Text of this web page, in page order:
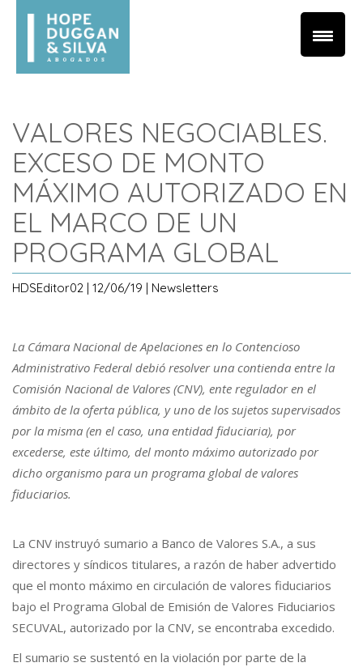
VALORES NEGOCIABLES.
EXCESO DE MONTO
MÁXIMO AUTORIZADO EN
EL MARCO DE UN
PROGRAMA GLOBAL
HDSEditor02 | 12/06/19 | Newsletters
La Cámara Nacional de Apelaciones en lo Contencioso
Administrativo Federal debió resolver una contienda entre la
Comisión Nacional de Valores (CNV), ente regulador en el
ámbito de la oferta pública, y uno de los sujetos supervisados
por la misma (en el caso, una entidad fiduciaria), por
excederse, este último, del monto máximo autorizado por
dicho organismo para un programa global de valores
fiduciarios.
La CNV instruyó sumario a Banco de Valores S.A., a sus
directores y síndicos titulares, a razón de haber advertido
que el monto máximo en circulación de valores fiduciarios
bajo el Programa Global de Emisión de Valores Fiduciarios
SECUVAL, autorizado por la CNV, se encontraba excedido.
El sumario se sustentó en la violación por parte de la